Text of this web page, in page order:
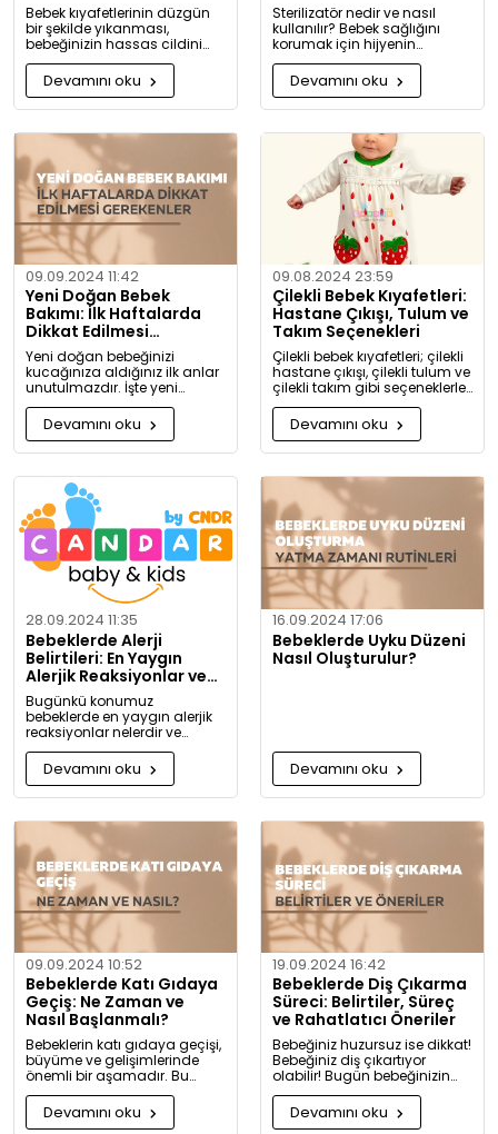
Bebek kıyafetlerinin düzgün
bir şekilde yıkanması,
bebeğinizin hassas cildini
korumak için oldukça
önemlidir. Bu rehberde, bebek
giysilerinizi nasıl ve hangi
koşullarda yıkamanız
bilgiler bulacaksınız.
Devamını oku
Sterilizatör nedir ve nasıl
kullanılır? Bebek sağlığını
korumak için hijyenin
önemini keşfedin. Buharlı ve
UV sterilizatörlerle mikroplara
karşı tam koruma!
Devamını oku
09.09.2024 11:42
Yeni Doğan Bebek
Bakımı: İlk Haftalarda
Dikkat Edilmesi
Gerekenler
Yeni doğan bebeğinizi
kucağınıza aldığınız ilk anlar
unutulmazdır. İşte yeni
doğan bebek bakımında
dikkat etmeniz gerekenler:
Devamını oku
09.08.2024 23:59
Çilekli Bebek Kıyafetleri:
Hastane Çıkışı, Tulum ve
Takım Seçenekleri
Çilekli bebek kıyafetleri; çilekli
hastane çıkışı, çilekli tulum ve
çilekli takım gibi seçeneklerle
bebeğinize tatlılık katıyor. Kız
ve erkek bebekler için özel
tasarlanmış, organik
pamuktan üretilmiş şık ve
Devamını oku
28.09.2024 11:35
Bebeklerde Alerji
Belirtileri: En Yaygın
Alerjik Reaksiyonlar ve
Önlemleri
Bugünkü konumuz
bebeklerde en yaygın alerjik
reaksiyonlar nelerdir ve
alerjiye karşı nasıl önlem
alınabilir? Artık alerjiye karşı
daha bilgili olacaksınız!
Devamını oku
16.09.2024 17:06
Bebeklerde Uyku Düzeni
Nasıl Oluşturulur?
Devamını oku
09.09.2024 10:52
Bebeklerde Katı Gıdaya
Geçiş: Ne Zaman ve
Nasıl Başlanmalı?
Bebeklerin katı gıdaya geçişi,
büyüme ve gelişimlerinde
önemli bir aşamadır. Bu
konuda bilmeniz gerekenleri
detaylıca anlattık!
Devamını oku
19.09.2024 16:42
Bebeklerde Diş Çıkarma
Süreci: Belirtiler, Süreç
ve Rahatlatıcı Öneriler
Bebeğiniz huzursuz ise dikkat!
Bebeğiniz diş çıkartıyor
olabilir! Bugün bebeğinizin
diş çıkarma belirtilerini ve sizi
rahatlatacak önerileri
paylaşıyoruz.
Devamını oku